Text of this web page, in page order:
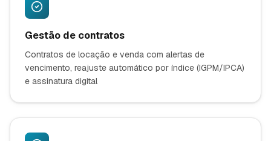
Gestão de contratos
Contratos de locação e venda com alertas de
vencimento, reajuste automático por índice (IGPM/IPCA)
e assinatura digital